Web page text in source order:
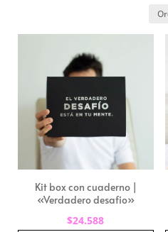
Kit box con cuaderno |
«Verdadero desafio»
$24.588